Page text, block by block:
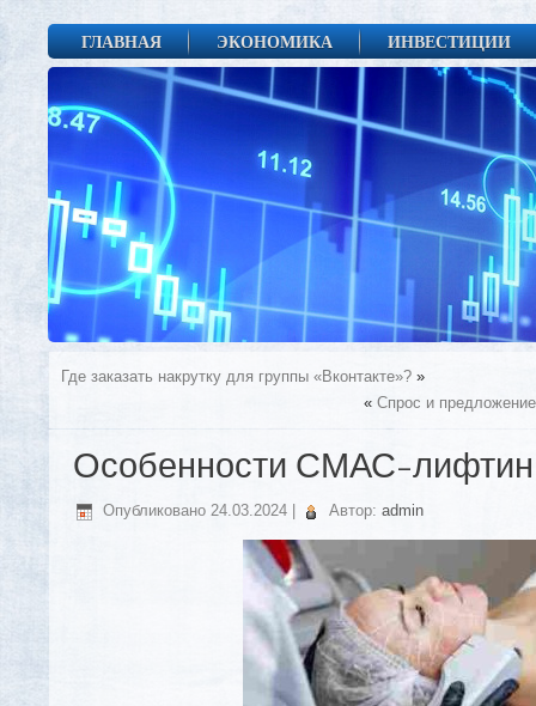
ГЛАВНАЯ ЭКОНОМИКА ИНВЕСТИЦИИ
Где заказать накрутку для группы «Вконтакте»? »
« Спрос и
Особенности СМАС-
Опубликовано 24.03.2024 Автор: admin